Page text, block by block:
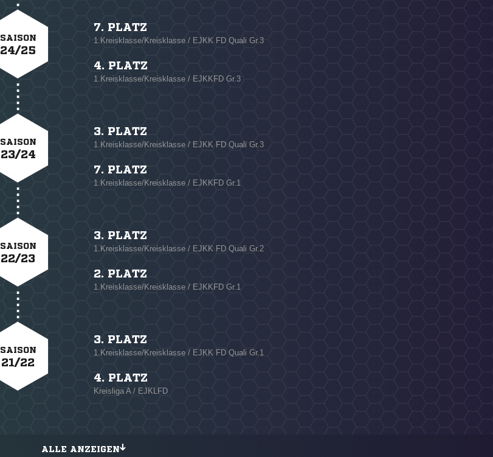
SAISON
24/25
7. PLATZ
1.Kreisklasse/Kreisklasse / EJKK FD Quali Gr.3
4. PLATZ
1.Kreisklasse/Kreisklasse / EJKKFD Gr.3
SAISON
23/24
3. PLATZ
1.Kreisklasse/Kreisklasse / EJKK FD Quali Gr.3
7. PLATZ
1.Kreisklasse/Kreisklasse / EJKKFD Gr.1
SAISON
22/23
3. PLATZ
1.Kreisklasse/Kreisklasse / EJKK FD Quali Gr.2
2. PLATZ
1.Kreisklasse/Kreisklasse / EJKKFD Gr.1
SAISON
21/22
3. PLATZ
1.Kreisklasse/Kreisklasse / EJKK FD Quali Gr.1
4. PLATZ
Kreisliga A / EJKLFD
ALLE ANZEIGEN